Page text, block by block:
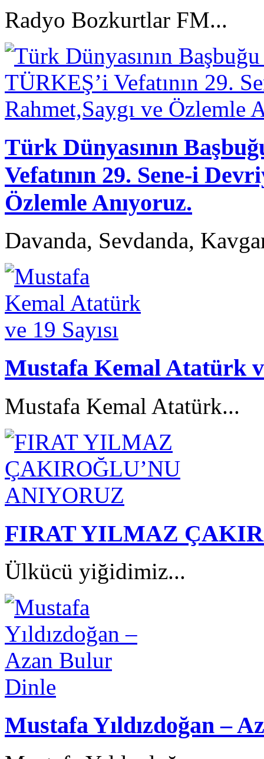
Radyo Bozkurtlar FM...
Türk Dünyasının
Vefatının 29. Sene-i
Özlemle Anıyoruz.
Davanda, Sevdanda,
Mustafa Kemal Atatürk
Mustafa Kemal Atatürk...
FIRAT YILMAZ
Ülkücü yiğidimiz...
Mustafa Yıldızdoğan –